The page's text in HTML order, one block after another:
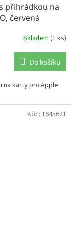
přihrádkou na
červená
Skladem (1 ks)
Do košíku
na karty pro Apple
Kód: 1645621